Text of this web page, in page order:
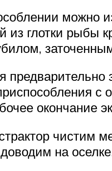
можно
из глотки
с
окончание
чистим
на